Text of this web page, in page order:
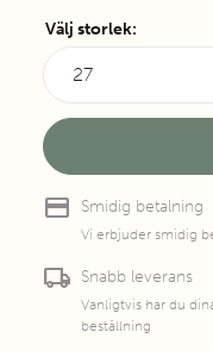
Välj storlek:
27
credit_card Smidig betalning
Vi erbjuder smidig
local_shipping Snabb leverans
Vanligtvis har du
beställning